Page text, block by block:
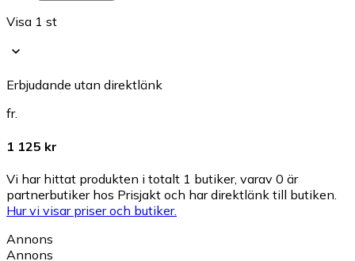
Visa 1 st
Erbjudande utan direktlänk
fr.
1 125 kr
Vi har hittat produkten i totalt 1 butiker, varav 0 är
partnerbutiker hos Prisjakt och har direktlänk till butiken.
Hur vi visar priser och butiker.
Annons
Annons